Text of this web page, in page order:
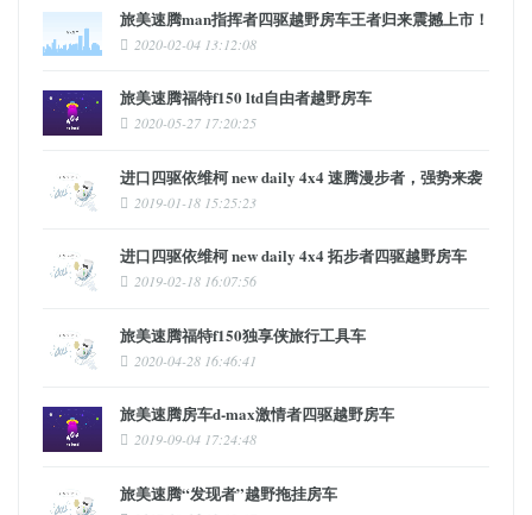
旅美速腾man指挥者四驱越野房车王者归来震撼上市！
2020-02-04 13:12:08
旅美速腾福特f150 ltd自由者越野房车
2020-05-27 17:20:25
进口四驱依维柯 new daily 4x4 速腾漫步者，强势来袭
2019-01-18 15:25:23
进口四驱依维柯 new daily 4x4 拓步者四驱越野房车
2019-02-18 16:07:56
旅美速腾福特f150独享侠旅行工具车
2020-04-28 16:46:41
旅美速腾房车d-max激情者四驱越野房车
2019-09-04 17:24:48
旅美速腾“发现者”越野拖挂房车